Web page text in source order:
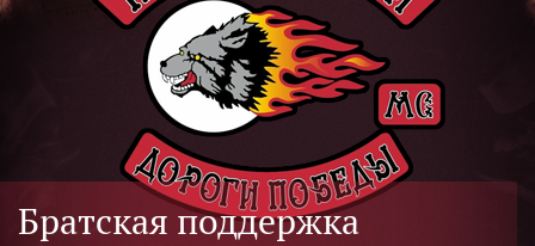
Братская поддержка